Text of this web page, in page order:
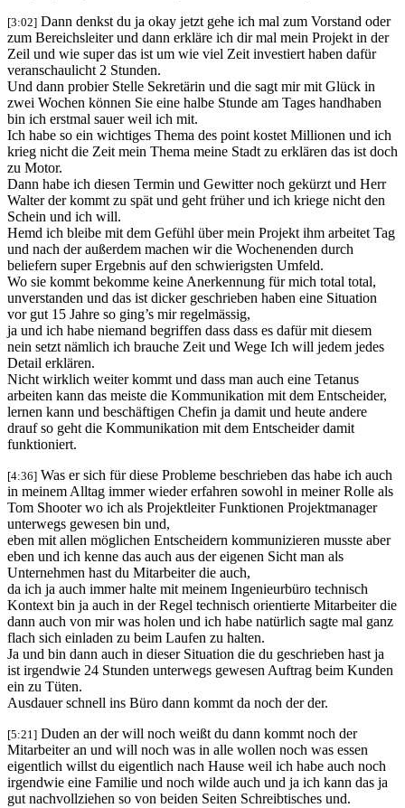
[3:02] Dann denkst du ja okay jetzt gehe ich mal zum Vorstand oder
zum Bereichsleiter und dann erkläre ich dir mal mein Projekt in der
Zeil und wie super das ist um wie viel Zeit investiert haben dafür
veranschaulicht 2 Stunden.
Und dann probier Stelle Sekretärin und die sagt mir mit Glück in
zwei Wochen können Sie eine halbe Stunde am Tages handhaben
bin ich erstmal sauer weil ich mit.
Ich habe so ein wichtiges Thema des point kostet Millionen und ich
krieg nicht die Zeit mein Thema meine Stadt zu erklären das ist doch
zu Motor.
Dann habe ich diesen Termin und Gewitter noch gekürzt und Herr
Walter der kommt zu spät und geht früher und ich kriege nicht den
Schein und ich will.
Hemd ich bleibe mit dem Gefühl über mein Projekt ihm arbeitet Tag
und nach der außerdem machen wir die Wochenenden durch
beliefern super Ergebnis auf den schwierigsten Umfeld.
Wo sie kommt bekomme keine Anerkennung für mich total total,
unverstanden und das ist dicker geschrieben haben eine Situation
vor gut 15 Jahre so ging’s mir regelmässig,
ja und ich habe niemand begriffen dass dass es dafür mit diesem
nein setzt nämlich ich brauche Zeit und Wege Ich will jedem jedes
Detail erklären.
Nicht wirklich weiter kommt und dass man auch eine Tetanus
arbeiten kann das meiste die Kommunikation mit dem Entscheider,
lernen kann und beschäftigen Chefin ja damit und heute andere
drauf so geht die Kommunikation mit dem Entscheider damit
funktioniert.
[4:36] Was er sich für diese Probleme beschrieben das habe ich auch
in meinem Alltag immer wieder erfahren sowohl in meiner Rolle als
Tom Shooter wo ich als Projektleiter Funktionen Projektmanager
unterwegs gewesen bin und,
eben mit allen möglichen Entscheidern kommunizieren musste aber
eben und ich kenne das auch aus der eigenen Sicht man als
Unternehmen hast du Mitarbeiter die auch,
da ich ja auch immer halte mit meinem Ingenieurbüro technisch
Kontext bin ja auch in der Regel technisch orientierte Mitarbeiter die
dann auch von mir was holen und ich habe natürlich sagte mal ganz
flach sich einladen zu beim Laufen zu halten.
Ja und bin dann auch in dieser Situation die du geschrieben hast ja
ist irgendwie 24 Stunden unterwegs gewesen Auftrag beim Kunden
ein zu Tüten.
Ausdauer schnell ins Büro dann kommt da noch der der.
[5:21] Duden an der will noch weißt du dann kommt noch der
Mitarbeiter an und will noch was in alle wollen noch was essen
eigentlich willst du eigentlich nach Hause weil ich habe auch noch
irgendwie eine Familie und noch wilde auch und ja ich kann das ja
gut nachvollziehen so von beiden Seiten Schreibtisches und.